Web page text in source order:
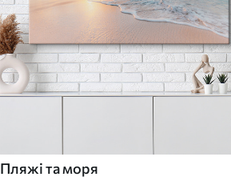
Пляжі та моря